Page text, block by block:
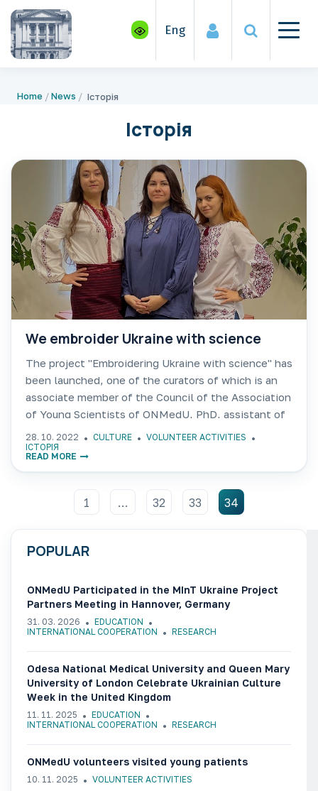
Eng
Home News Історія
Історія
We embroider Ukraine with science
The project "Embroidering Ukraine with science" has
been launched, one of the curators of which is an
associate member of the Council of the Association
of Young Scientists of ONMedU, PhD, assistant of
the department of physical rehabilitation, sports
medicine,
28. 10. 2022 CULTURE
VOLUNTEER ACTIVITIES
ІСТОРІЯ
READ MORE
1 … 32 33 34
POPULAR
ONMedU Participated in the MInT Ukraine Project
Partners Meeting in Hannover, Germany
31. 03. 2026
EDUCATION
INTERNATIONAL COOPERATION
RESEARCH
Odesa National Medical University and Queen Mary
University of London Celebrate Ukrainian Culture
Week in the United Kingdom
11. 11. 2025
EDUCATION
INTERNATIONAL COOPERATION
RESEARCH
ONMedU volunteers visited young patients
10. 11. 2025 VOLUNTEER ACTIVITIES